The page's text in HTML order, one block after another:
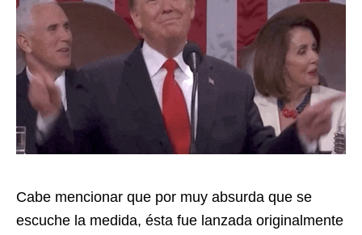
Cabe mencionar que por muy absurda que se
escuche la medida, ésta fue lanzada originalmente